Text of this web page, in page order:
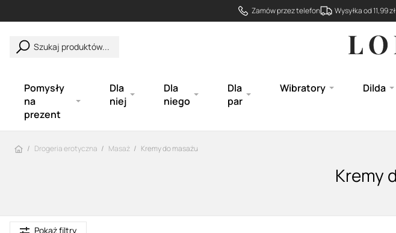
Zamów przez telefon Wysyłka od 11,99 zł
Szukaj produktów...
Pomysły
na
prezent
Dla
niej
Dla
niego
Dla
par
Wibratory Dilda
Strona główna
Drogeria erotyczna Masaż Kremy do masażu
Kremy
Pokaż filtry